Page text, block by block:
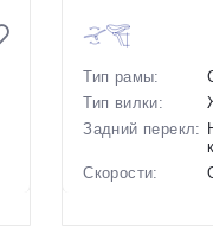
Тип рамы:
Тип вилки:
Задний перекл:
Скорости: